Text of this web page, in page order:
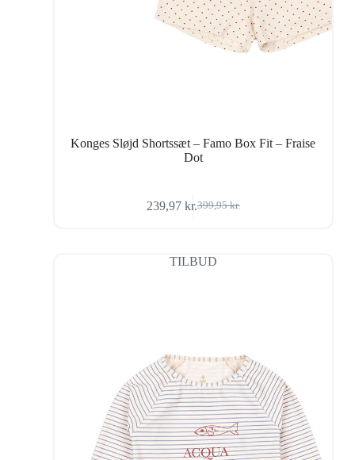
Konges Sløjd Shortssæt – Famo Box Fit – Fraise
Dot
399,95kr.
Den
var:
399,95 kr..
239,97 kr.Den
er:
239,97 kr..
TILBUD